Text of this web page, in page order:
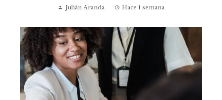
Julián Aranda Hace 1 semana